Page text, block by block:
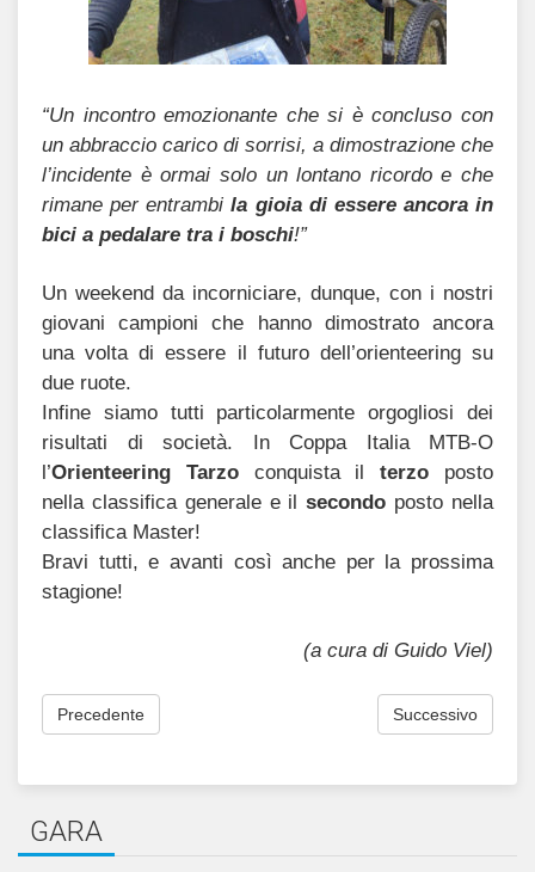
“Un incontro emozionante che si è concluso con
un abbraccio carico di sorrisi, a dimostrazione che
l’incidente è ormai solo un lontano ricordo e che
rimane per entrambila gioia di essere ancora in
bici a pedalare tra i boschi!”
Un weekend da incorniciare, dunque, con i nostri
giovani campioni che hanno dimostrato ancora
una volta di essere il futuro dell’orienteering su
due ruote.
Infine siamo tutti particolarmente orgogliosi dei
risultati di società. In Coppa Italia MTB-O
l’Orienteering Tarzoconquista ilterzo posto
nella classifica generale e ilsecondo posto nella
classifica Master!
Bravi tutti, e avanti così anche per la prossima
stagione!
(a cura di Guido Viel)
Precedente Successivo
GARA